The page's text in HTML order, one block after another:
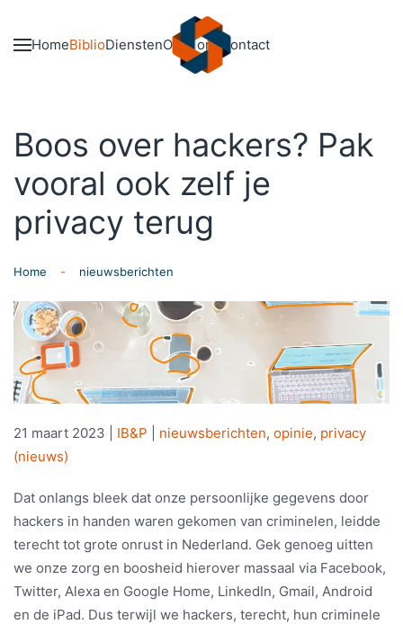
Skip to main content
HomeBiblioDienstenOver onsContact
Boos over hackers? Pak
vooral ook zelf je
privacy terug
Home nieuwsberichten
21 maart 2023 IB&P nieuwsberichten, opinie, privacy
(nieuws)
Dat onlangs bleek dat onze persoonlijke gegevens door
hackers in handen waren gekomen van criminelen, leidde
terecht tot grote onrust in Nederland. Gek genoeg uitten
we onze zorg en boosheid hierover massaal via Facebook,
Twitter, Alexa en Google Home, LinkedIn, Gmail, Android
en de iPad. Dus terwijl we hackers, terecht, hun criminele